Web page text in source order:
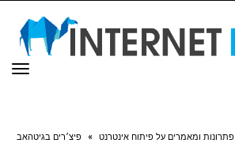
פתרונות ומאמרים על פיתוח אינטרנט » פיצ׳רים בגיטהאב